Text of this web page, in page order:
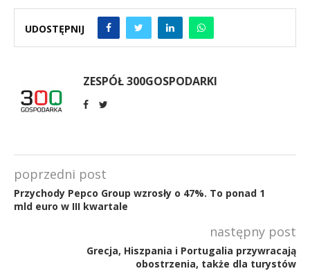
UDOSTĘPNIJ
ZESPÓŁ 300GOSPODARKI
poprzedni post
Przychody Pepco Group wzrosły o 47%. To ponad 1
mld euro w III kwartale
następny post
Grecja, Hiszpania i Portugalia przywracają
obostrzenia, także dla turystów